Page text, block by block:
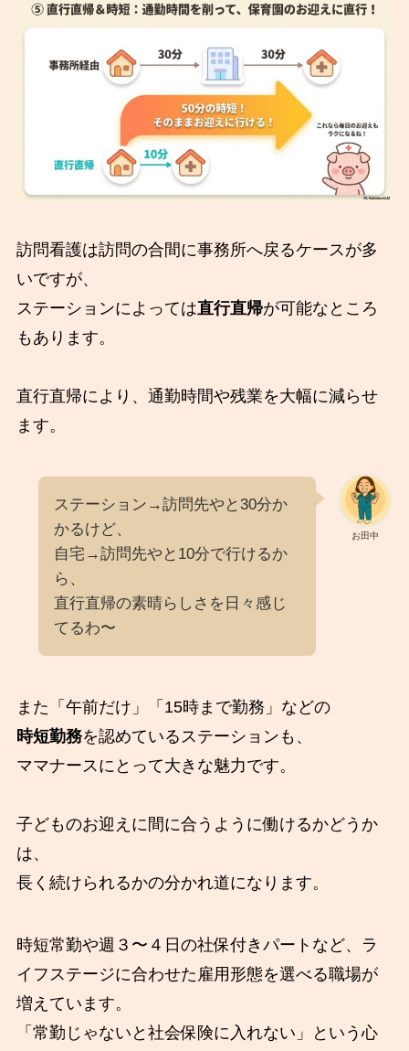
訪問看護は訪問の合間に事務所へ戻るケースが多
いですが、
ステーションによっては直行直帰が可能なところ
もあります。
直行直帰により、通勤時間や残業を大幅に減らせ
ます。
お田中
ステーション→訪問先やと30分か
かるけど、
自宅→訪問先やと10分で行けるか
ら、
直行直帰の素晴らしさを日々感じ
てるわ〜
また「午前だけ」「15時まで勤務」などの
時短勤務を認めているステーションも、
ママナースにとって大きな魅力です。
子どものお迎えに間に合うように働けるかどうか
は、
長く続けられるかの分かれ道になります。
時短常勤や週３〜４日の社保付きパートなど、ラ
イフステージに合わせた雇用形態を選べる職場が
増えています。
「常勤じゃないと社会保険に入れない」という心